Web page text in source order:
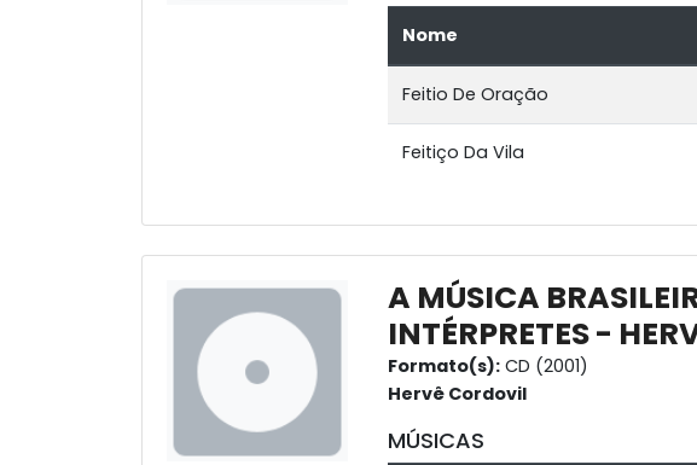
Nome
Feitio De Oração
Feitiço Da Vila
A MÚSICA
INTÉRPRETES -
Formato(s): CD (2001)
Hervê Cordovil
MÚSICAS